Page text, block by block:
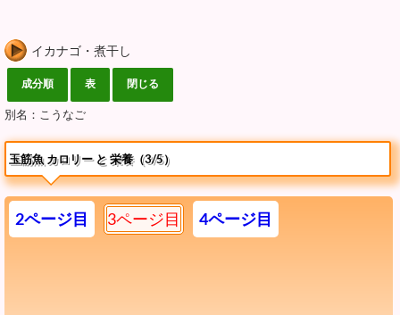
イカナゴ・煮干し
別名：こうなご
玉筋魚 カロリー と 栄養（3/5）
2ページ目 3ページ目 4ページ目